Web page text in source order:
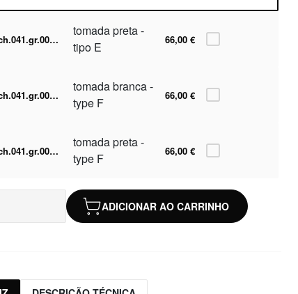
switch.041.gr.001-b
tomada preta -
tipo E
66,00 €
switch.041.gr.001-w.F
tomada branca -
type F
66,00 €
switch.041.gr.001-b.F
tomada preta -
type F
66,00 €
ADICIONAR AO CARRINHO